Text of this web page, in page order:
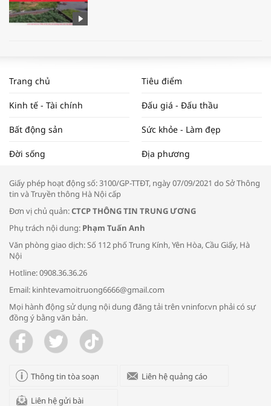
NAM NĂM 2024 VÀ NĂM 2025 | NHỊP
ĐẬP THỊ TRƯỜNG #62
Tọa đàm “Xúc tiến thương mại: Khơi
Bác sĩ tư vấn cách phòng tránh bệnh
đường hô hấp trong thời tiết giao mùa
Trao yêu thương cho em
Trang chủ Tiêu điểm
Kinh tế - Tài chính Đấu giá - Đấu thầu
Bất động sản Sức khỏe - Làm đẹp
Đời sống Địa phương
Giấy phép hoạt động số: 3100/GP-TTĐT, ngày 07/09/2021 do Sở Thông
tin và Truyền thông Hà Nội cấp
Đơn vị chủ quản:CTCP THÔNG TIN TRUNG ƯƠNG
Phụ trách nội dung: Phạm Tuấn Anh
Văn phòng giao dịch: Số 112 phố Trung Kính, Yên Hòa, Cầu Giấy, Hà
Nội
Hotline: 0908.36.36.26
Email: kinhtevamoitruong6666@gmail.com
Mọi hành động sử dụng nội dung đăng tải trên vninfor.vn phải có sự
đồng ý bằng văn bản.
Thông tin tòa soạn Liên hệ quảng cáo
Liên hệ gửi bài